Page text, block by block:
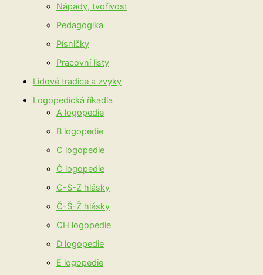
Nápady, tvořivost
Pedagogika
Písničky
Pracovní listy
Lidové tradice a zvyky
Logopedická říkadla
A logopedie
B logopedie
C logopedie
Č logopedie
C-S-Z hlásky
Č-Š-Ž hlásky
CH logopedie
D logopedie
E logopedie